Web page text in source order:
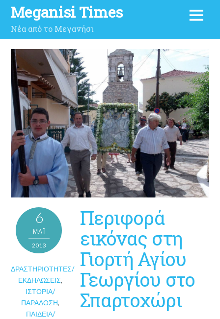
Meganisi Times
Νέα από το Μεγανήσι
6
ΜΑΪ́
2013
ΔΡΑΣΤΗΡΙΌΤΗΤΕΣ/
ΕΚΔΗΛΏΣΕΙΣ,
ΙΣΤΟΡΊΑ/
ΠΑΡΆΔΟΣΗ,
ΠΑΙΔΕΊΑ/
Περιφορά
εικόνας στη
Γιορτή Αγίου
Γεωργίου στο
Σπαρτοχώρι